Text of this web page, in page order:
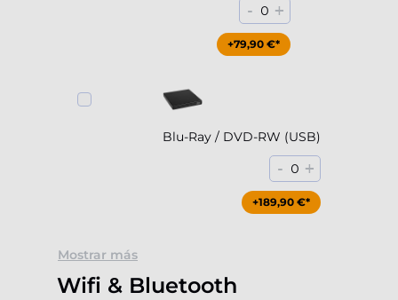
- 0 +
+79,90 €*
Blu-Ray / DVD-RW (USB)
- 0 +
+189,90 €*
Mostrar más
Wifi & Bluetooth